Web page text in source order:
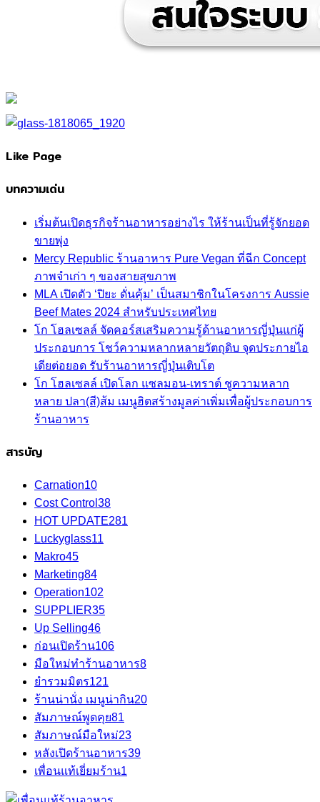
Like Page
บทความเด่น
เริ่มต้นเปิดธุรกิจร้านอาหารอย่างไร ให้ร้านเป็นที่รู้จักยอด
ขายพุ่ง
Mercy Republic ร้านอาหาร Pure Vegan ที่ฉีก Concept
ภาพจำเก่า ๆ ของสายสุขภาพ
MLA เปิดตัว ‘ปิยะ ดั่นคุ้ม’ เป็นสมาชิกในโครงการ Aussie
Beef Mates 2024 สำหรับประเทศไทย
โก โฮลเซลล์ จัดคอร์สเสริมความรู้ด้านอาหารญี่ปุ่นแก่ผู้
ประกอบการ โชว์ความหลากหลายวัตถุดิบ จุดประกายไอ
เดียต่อยอด รับร้านอาหารญี่ปุ่นเติบโต
โก โฮลเซลล์ เปิดโลก แซลมอน-เทราต์ ชูความหลาก
หลาย ปลา(สี)ส้ม เมนูฮิตสร้างมูลค่าเพิ่มเพื่อผู้ประกอบการ
ร้านอาหาร
สารบัญ
Carnation10
Cost Control 38
HOT UPDATE281
Luckyglass11
Makro45
Marketing84
Operation102
SUPPLIER35
Up Selling46
ก่อนเปิดร้าน106
มือใหม่ทำร้านอาหาร8
ยำรวมมิตร121
ร้านน่านั่ง เมนูน่ากิน20
สัมภาษณ์พูดคุย81
สัมภาษณ์มือใหม่23
หลังเปิดร้านอาหาร39
เพื่อนแท้เยี่ยมร้าน1